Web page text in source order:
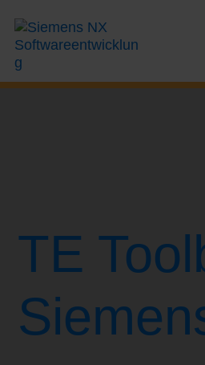
Inhalt
springen
TE